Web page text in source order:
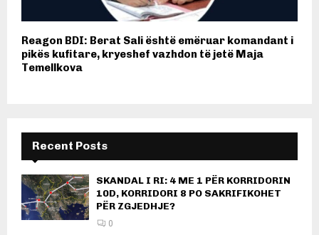
Reagon BDI: Berat Sali është emëruar komandant i
pikës kufitare, kryeshef vazhdon të jetë Maja
Temellkova
Recent Posts
SKANDAL I RI: 4 ME 1 PËR KORRIDORIN
10D, KORRIDORI 8 PO SAKRIFIKOHET
PËR ZGJEDHJE?
0